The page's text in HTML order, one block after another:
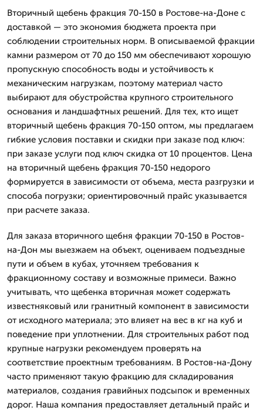
Вторичный щебень фракция 70-150 в Ростове-на-Доне с
доставкой — это экономия бюджета проекта при
соблюдении строительных норм. В описываемой фракции
камни размером от 70 до 150 мм обеспечивают хорошую
пропускную способность воды и устойчивость к
механическим нагрузкам, поэтому материал часто
выбирают для обустройства крупного строительного
основания и ландшафтных решений. Для тех, кто ищет
вторичный щебень фракция 70-150 оптом, мы предлагаем
гибкие условия поставки и скидки при заказе под ключ:
при заказе услуги под ключ скидка от 10 процентов. Цена
на вторичный щебень фракция 70-150 недорого
формируется в зависимости от объема, места разгрузки и
способа погрузки; ориентировочный прайс указывается
при расчете заказа.
Для заказа вторичного щебня фракции 70-150 в Ростов-
на-Дон мы выезжаем на объект, оцениваем подъездные
пути и объем в кубах, уточняем требования к
фракционному составу и возможные примеси. Важно
учитывать, что щебенка вторичная может содержать
известняковый или гранитный компонент в зависимости
от исходного материала; это влияет на вес в кг на куб и
поведение при уплотнении. Для строительных работ под
крупные нагрузки рекомендуем проверять на
соответствие проектным требованиям. В Ростов-на-Дону
часто применяют такую фракцию для складирования
материалов, создания гравийных подсыпок и временных
дорог. Наша компания предоставляет детальный прайс и